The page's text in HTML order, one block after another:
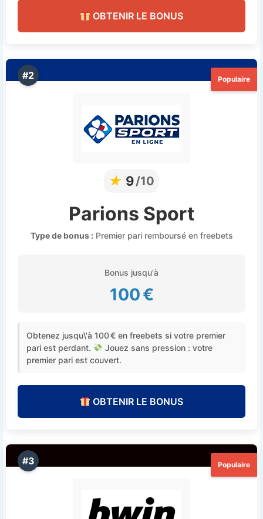
OBTENIR LE BONUS
Populaire
#2
★ 9/10
Parions Sport
Type de bonus :Premier pari remboursé en freebets
Bonus jusqu'à
100 €
Obtenez jusqu\'à 100 € en freebets si votre premier
pari est perdant.
Jouez sans pression : votre
premier pari est couvert.
OBTENIR LE BONUS
Populaire
#3